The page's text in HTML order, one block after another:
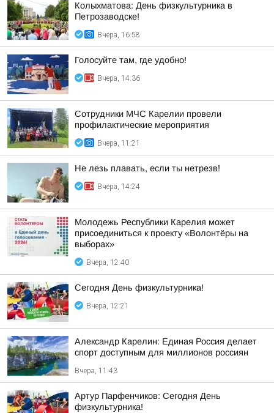
Колыхматова: День физкультурника в
Петрозаводске!
Вчера, 16:58
Голосуйте там, где удобно!
Вчера, 14:36
Сотрудники МЧС Карелии провели
профилактические мероприятия
Вчера, 11:21
Не лезь плавать, если ты нетрезв!
Вчера, 14:24
Молодежь Республики Карелия может
присоединиться к проекту «Волонтёры на
выборах»
Вчера, 12:40
Сегодня День физкультурника!
Вчера, 12:21
Александр Карелин: Единая Россия делает
спорт доступным для миллионов россиян
Вчера, 11:43
Артур Парфенчиков: Сегодня День
физкультурника!